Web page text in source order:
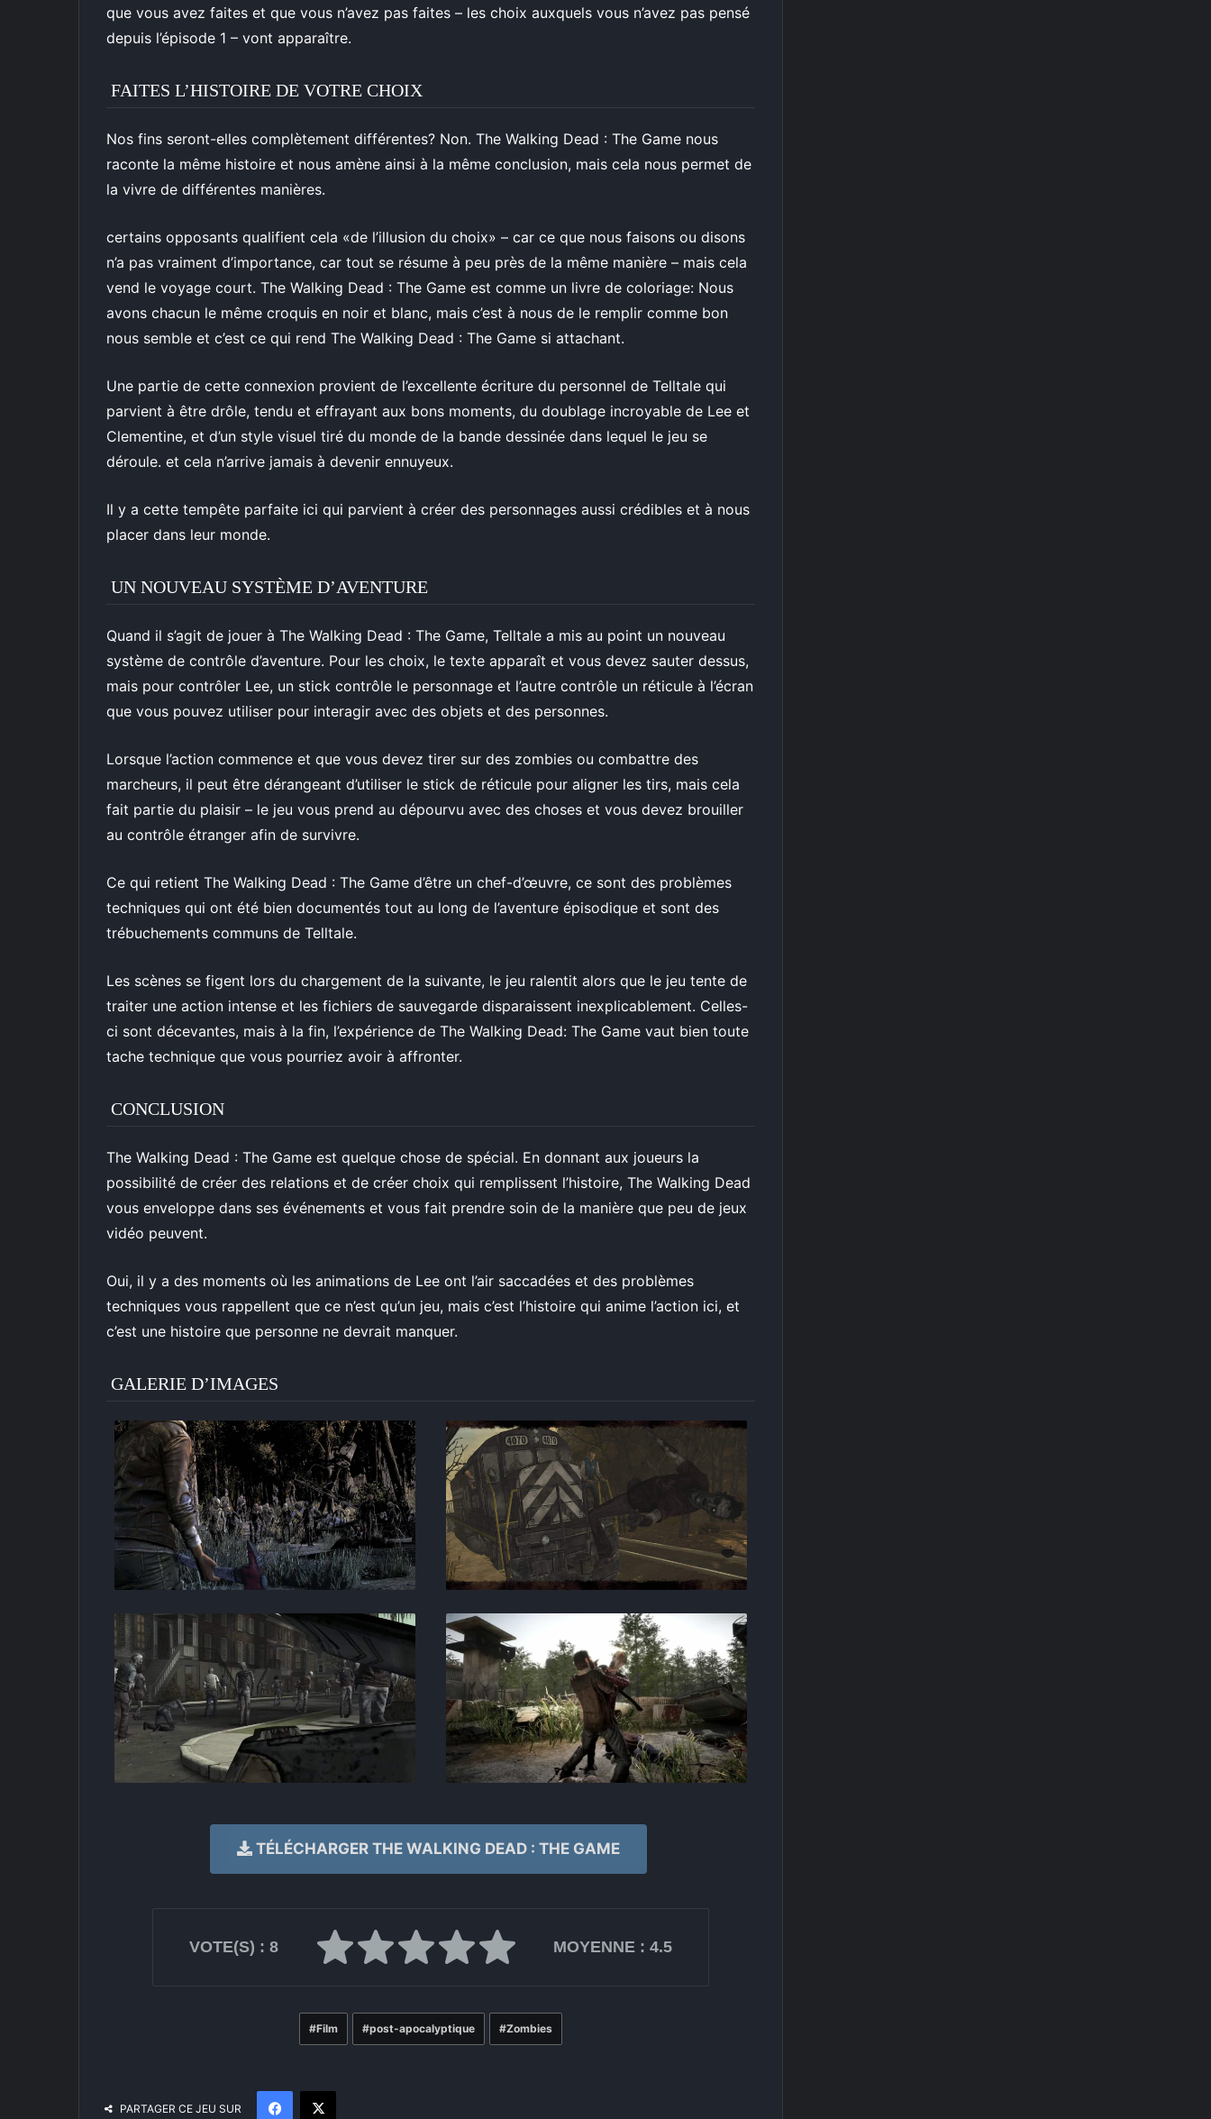
que vous avez faites et que vous n’avez pas faites – les choix auxquels vous n’avez pas pensé
depuis l’épisode 1 – vont apparaître.
FAITES L’HISTOIRE DE VOTRE CHOIX
Nos fins seront-elles complètement différentes? Non. The Walking Dead : The Game nous
raconte la même histoire et nous amène ainsi à la même conclusion, mais cela nous permet de
la vivre de différentes manières.
certains opposants qualifient cela «de l’illusion du choix» – car ce que nous faisons ou disons
n’a pas vraiment d’importance, car tout se résume à peu près de la même manière – mais cela
vend le voyage court. The Walking Dead : The Game est comme un livre de coloriage: Nous
avons chacun le même croquis en noir et blanc, mais c’est à nous de le remplir comme bon
nous semble et c’est ce qui rend The Walking Dead : The Game si attachant.
Une partie de cette connexion provient de l’excellente écriture du personnel de Telltale qui
parvient à être drôle, tendu et effrayant aux bons moments, du doublage incroyable de Lee et
Clementine, et d’un style visuel tiré du monde de la bande dessinée dans lequel le jeu se
déroule. et cela n’arrive jamais à devenir ennuyeux.
Il y a cette tempête parfaite ici qui parvient à créer des personnages aussi crédibles et à nous
placer dans leur monde.
UN NOUVEAU SYSTÈME D’AVENTURE
Quand il s’agit de jouer à The Walking Dead : The Game, Telltale a mis au point un nouveau
système de contrôle d’aventure. Pour les choix, le texte apparaît et vous devez sauter dessus,
mais pour contrôler Lee, un stick contrôle le personnage et l’autre contrôle un réticule à l’écran
que vous pouvez utiliser pour interagir avec des objets et des personnes.
Lorsque l’action commence et que vous devez tirer sur des zombies ou combattre des
marcheurs, il peut être dérangeant d’utiliser le stick de réticule pour aligner les tirs, mais cela
fait partie du plaisir – le jeu vous prend au dépourvu avec des choses et vous devez brouiller
au contrôle étranger afin de survivre.
Ce qui retient The Walking Dead : The Game d’être un chef-d’œuvre, ce sont des problèmes
techniques qui ont été bien documentés tout au long de l’aventure épisodique et sont des
trébuchements communs de Telltale.
Les scènes se figent lors du chargement de la suivante, le jeu ralentit alors que le jeu tente de
traiter une action intense et les fichiers de sauvegarde disparaissent inexplicablement. Celles-
ci sont décevantes, mais à la fin, l’expérience de The Walking Dead: The Game vaut bien toute
tache technique que vous pourriez avoir à affronter.
CONCLUSION
The Walking Dead : The Game est quelque chose de spécial. En donnant aux joueurs la
possibilité de créer des relations et de créer choix qui remplissent l’histoire, The Walking Dead
vous enveloppe dans ses événements et vous fait prendre soin de la manière que peu de jeux
vidéo peuvent.
Oui, il y a des moments où les animations de Lee ont l’air saccadées et des problèmes
techniques vous rappellent que ce n’est qu’un jeu, mais c’est l’histoire qui anime l’action ici, et
c’est une histoire que personne ne devrait manquer.
GALERIE D’IMAGES
TÉLÉCHARGER THE WALKING DEAD : THE GAME
MOYENNE : 4.5
VOTE(S) : 8
Film post-apocalyptique Zombies
PARTAGER CE JEU SUR
Facebook
X